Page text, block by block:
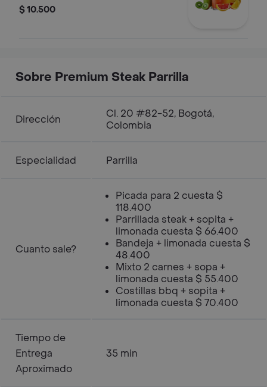
$ 10.500
Sobre Premium Steak Parrilla
Dirección
Cl. 20 #82-52, Bogotá,
Colombia
Especialidad Parrilla
Cuanto sale?
Picada para 2 cuesta $
118.400
Parrillada steak + sopita +
limonada cuesta $ 66.400
Bandeja + limonada cuesta $
48.400
Mixto 2 carnes + sopa +
limonada cuesta $ 55.400
Costillas bbq + sopita +
limonada cuesta $ 70.400
Tiempo de
Entrega
Aproximado
35 min